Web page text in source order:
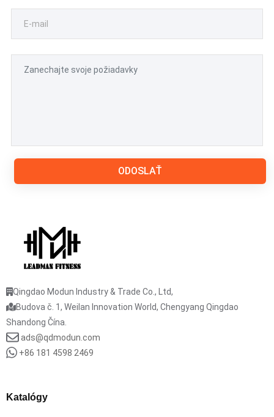
ODOSLAŤ
Qingdao Modun Industry & Trade Co., Ltd,
Budova č. 1, Weilan Innovation World, Chengyang Qingdao
Shandong Čína.
ads@qdmodun.com
+86 181 4598 2469
Katalógy